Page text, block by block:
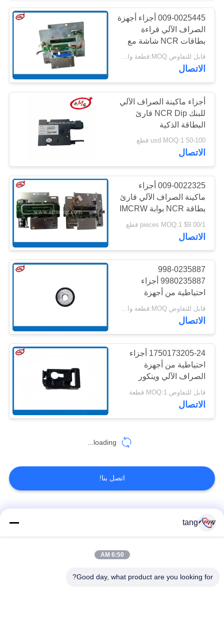
سياسة
الخصوصية
009-0025445 أجزاء أجهزة
الصراف الآلي قراءة
بطاقات NCR شاشة مع
مؤشرات إدخال الوسائط
MEI
قابل للتفاوض MOQ:قطعة واحدة
الاتصال
أجزاء ماكينة الصراف الآلي
للبنك NCR Dip قارئ
البطاقة الذكية
0704253
50-100 usd MOQ:1 قطع
الاتصال
009-0022325 أجزاء
ماكينة الصراف الآلي قارئ
بطاقة NCR بوابة IMCRW
STD مصراع Assy
0090022325
$9.00/1 pieces MOQ:1 قطع
الاتصال
998-0235887
9980235887 أجزاء
احتياطية من أجهزة
الصراف الآلي المصرفية
NCR 58XX قارئ بطاقات
قابل للتفاوض MOQ:قطعة واحدة
الاتصال
1750173205-24 أجزاء
احتياطية من أجهزة
الصراف الآلي وينكور
نيكسدورف V2CU قارئ
بطاقات أجزاء بلاستيكية
قابل للتفاوض MOQ:1 قطعة
الاتصال
loading...
اتصل بنا!
فئات شعبية
tang
6:50 AM
Good day, what product are you looking for?